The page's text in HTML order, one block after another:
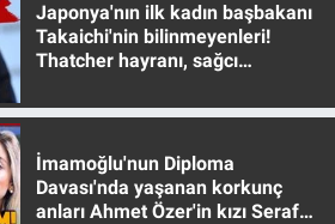
Japonya'nın ilk kadın başbakanı
Takaichi'nin bilinmeyenleri!
Thatcher hayranı, sağcı
İmamoğlu'nun Diploma
Davası'nda yaşanan korkunç
anları Ahmet Özer'in kızı Seraf